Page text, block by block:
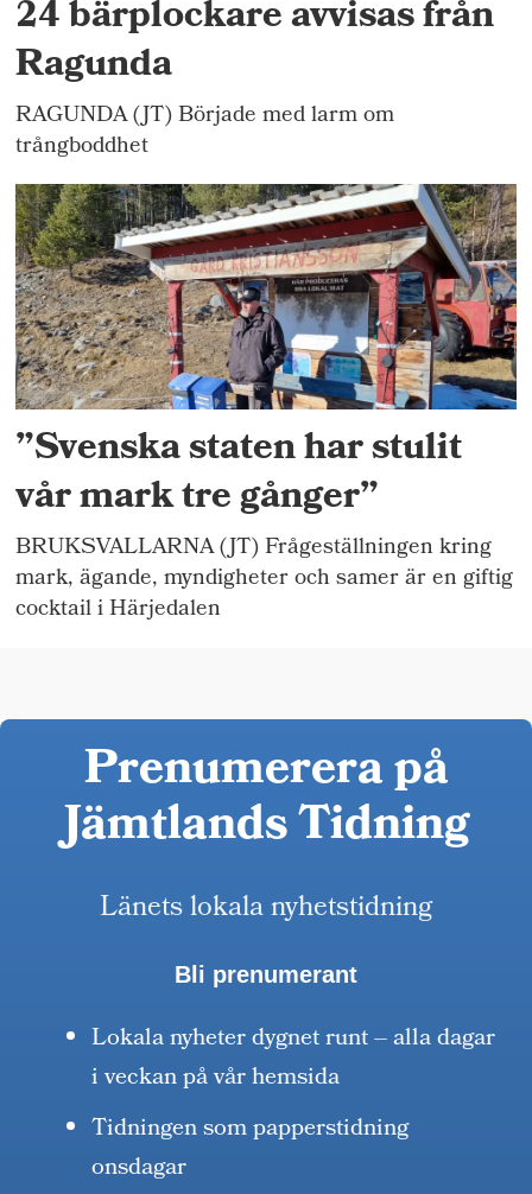
24 bärplockare avvisas från
Ragunda
RAGUNDA (JT) Började med larm om
trångboddhet
”Svenska staten har stulit
vår mark tre gånger”
BRUKSVALLARNA (JT) Frågeställningen kring
mark, ägande, myndigheter och samer är en giftig
cocktail i Härjedalen
Prenumerera på
Jämtlands Tidning
Länets lokala nyhetstidning
Bli prenumerant
Lokala nyheter dygnet runt – alla dagar
i veckan på vår hemsida
Tidningen som papperstidning
onsdagar